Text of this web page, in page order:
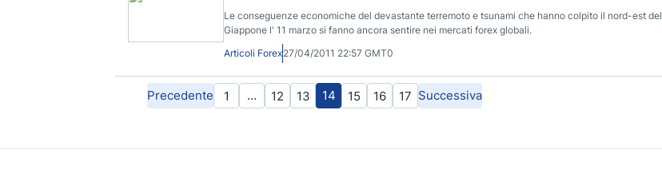
Le conseguenze economiche del devastante terremoto e tsunami che hanno colpito il nord-est del
Giappone l' 11 marzo si fanno ancora sentire nei mercati forex globali.
Articoli Forex27/04/2011 22:57 GMT0
Precedente 1 … 12 13 14 15 16 17 Successiva